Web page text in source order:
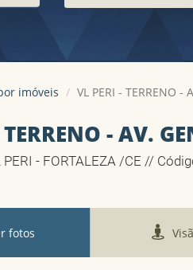
imóveis VL PERI - TERRENO -
- AV.
PERI - FORTALEZA /CE //
fotos